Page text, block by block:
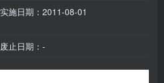
实施日期：2011-08-01
废止日期：-